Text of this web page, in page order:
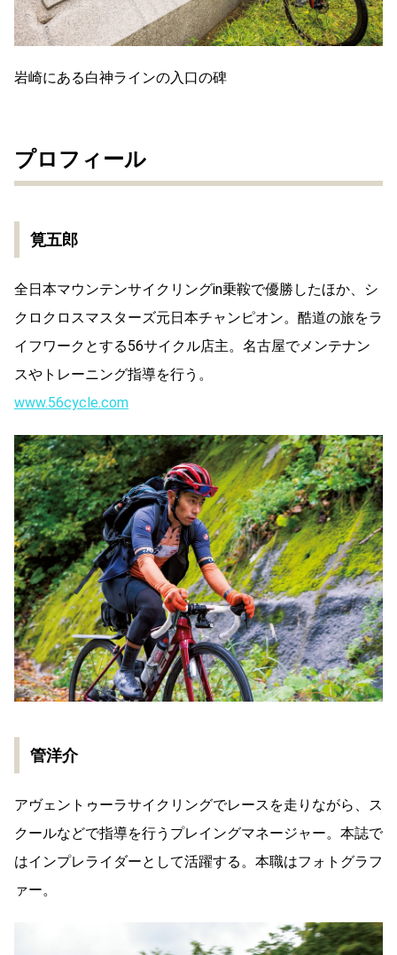
岩崎にある白神ラインの入口の碑
プロフィール
筧五郎
全日本マウンテンサイクリングin乗鞍で優勝したほか、シ
クロクロスマスターズ元日本チャンピオン。酷道の旅をラ
イフワークとする56サイクル店主。名古屋でメンテナン
スやトレーニング指導を行う。
www.56cycle.com
管洋介
アヴェントゥーラサイクリングでレースを走りながら、ス
クールなどで指導を行うプレイングマネージャー。本誌で
はインプレライダーとして活躍する。本職はフォトグラフ
ァー。